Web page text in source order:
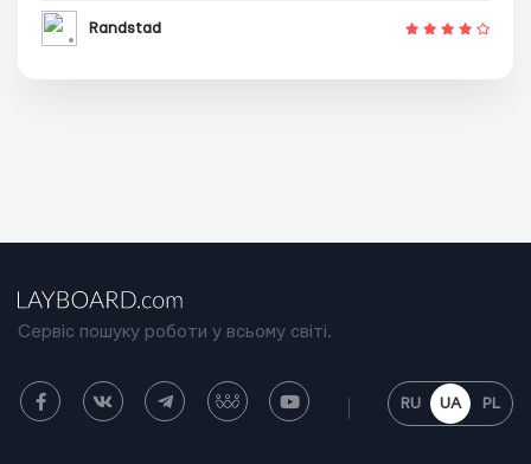
Randstad
Сервіс пошуку роботи у всьому світі.
RU UA PL